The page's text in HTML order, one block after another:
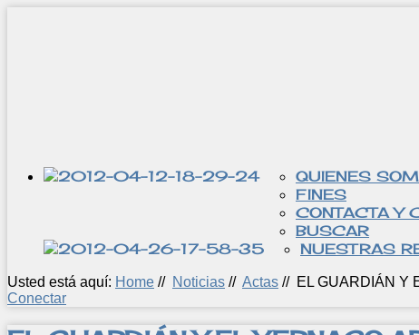
QUIENES
FINES
CONTACTA Y
BUSCAR
NUESTRAS
Usted está aquí: Home // Noticias // Actas // EL GUARDIÁN Y
Conectar